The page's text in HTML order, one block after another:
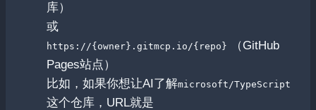
库）
或
https://{owner}.gitmcp.io/{repo}
（GitHub
Pages站点）
比如，如果你想让AI了解microsoft/TypeScript
这个仓库，URL就是